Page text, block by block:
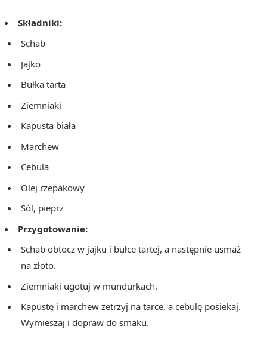
Składniki:
Schab
Jajko
Bułka tarta
Ziemniaki
Kapusta biała
Marchew
Cebula
Olej rzepakowy
Sól, pieprz
Przygotowanie:
Schab obtocz w jajku i bułce tartej, a następnie usmaż
na złoto.
Ziemniaki ugotuj w mundurkach.
Kapustę i marchew zetrzyj na tarce, a cebulę posiekaj.
Wymieszaj i dopraw do smaku.